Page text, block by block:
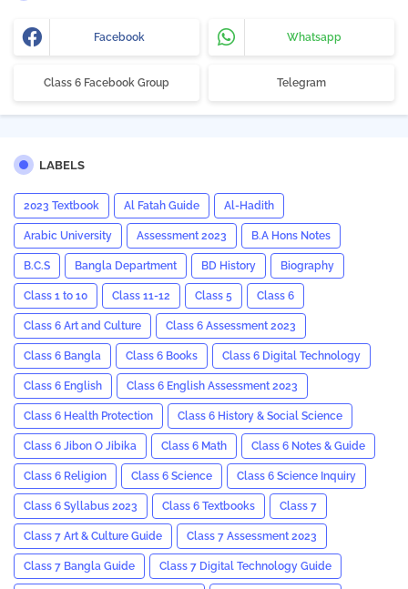
Facebook Whatsapp
Class 6 Facebook Group Telegram
LABELS
2023 Textbook Al Fatah Guide Al-Hadith
Arabic University Assessment 2023 B.A Hons Notes
B.C.S Bangla Department BD History Biography
Class 1 to 10 Class 11-12 Class 5 Class 6
Class 6 Art and Culture Class 6 Assessment 2023
Class 6 Bangla Class 6 Books Class 6 Digital Technology
Class 6 English Class 6 English Assessment 2023
Class 6 Health Protection Class 6 History & Social Science
Class 6 Jibon O Jibika Class 6 Math Class 6 Notes & Guide
Class 6 Religion Class 6 Science Class 6 Science Inquiry
Class 6 Syllabus 2023 Class 6 Textbooks Class 7
Class 7 Art & Culture Guide Class 7 Assessment 2023
Class 7 Bangla Guide Class 7 Digital Technology Guide